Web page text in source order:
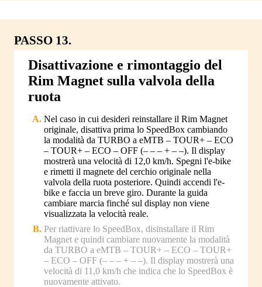
PASSO 13.
Disattivazione e rimontaggio del
Rim Magnet sulla valvola della
ruota
Nel caso in cui desideri reinstallare il Rim Magnet
originale, disattiva prima lo SpeedBox cambiando
la modalità da TURBO a eMTB – TOUR+ – ECO
– TOUR+ – ECO – OFF (– – – + – –). Il display
mostrerà una velocità di 12,0 km/h. Spegni l'e-bike
e rimetti il magnete del cerchio originale nella
valvola della ruota posteriore. Quindi accendi l'e-
bike e faccia un breve giro. Durante la guida
cambiare marcia finché sul display non viene
visualizzata la velocità reale.
Per riattivare lo SpeedBox, disinstallare il Rim
Magnet e quindi cambiare nuovamente la modalità
da TURBO a eMTB – TOUR+ – ECO – TOUR+
– ECO – OFF (– – – + – –). Il display mostrerà una
velocità di 11,0 km/h che indica che lo SpeedBox è
nuovamente attivato.